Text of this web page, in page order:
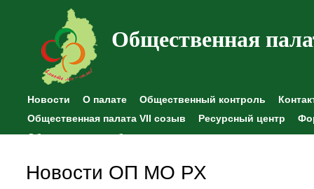
Общественная
Новости О палате Общественный контроль
Общественная палата VII созыв
Ресурсный центр
Общественные наблюдения
Новости ОП МО РХ